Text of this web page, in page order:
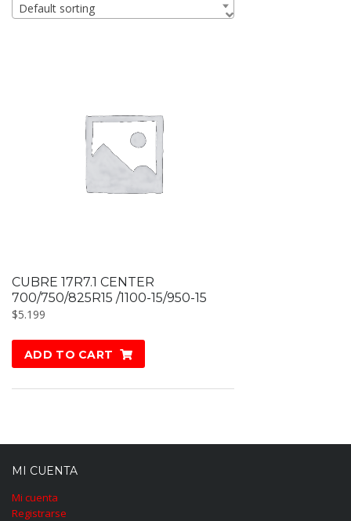
Default sorting
CUBRE 17R7.1 CENTER
700/750/825R15 /1100-15/950-15
$5.199
ADD TO CART
MI CUENTA
Mi cuenta
Registrarse